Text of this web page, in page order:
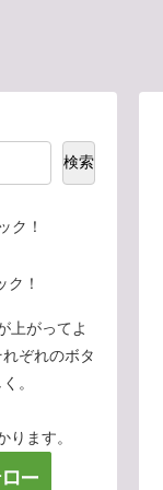
検索
ク！
！
上がってよ
ぞれのボタ
。
ります。